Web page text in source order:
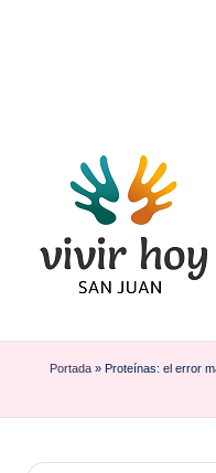
Saltar
contenido
Portada » Proteínas: el error